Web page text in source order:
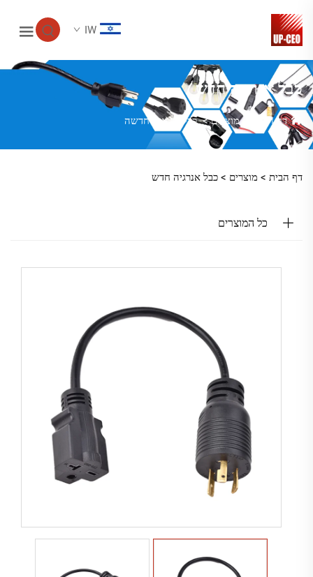
IW
כבל אנרגיה חדש
דף הבית >מוצרים>כבל אנרגיה חדשה
דף הבית > מוצרים > כבל אנרגיה חדש
כל המוצרים